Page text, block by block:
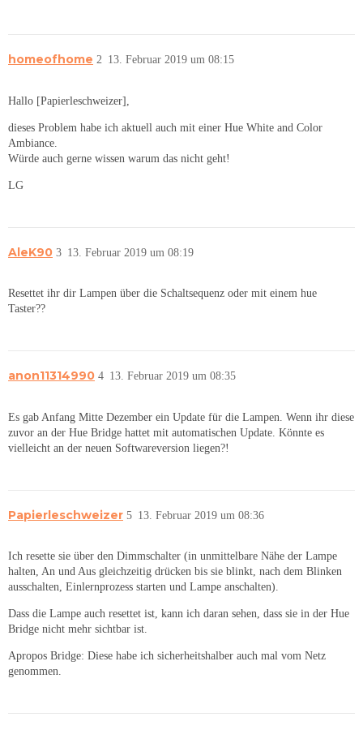
homeofhome 13. Februar 2019 um 08:15
2
Hallo [Papierleschweizer],
dieses Problem habe ich aktuell auch mit einer Hue White and Color
Ambiance.
Würde auch gerne wissen warum das nicht geht!
LG
AleK90 13. Februar 2019 um 08:19
3
Resettet ihr dir Lampen über die Schaltsequenz oder mit einem hue
Taster??
anon11314990 13. Februar 2019 um 08:35
4
Es gab Anfang Mitte Dezember ein Update für die Lampen. Wenn ihr diese
zuvor an der Hue Bridge hattet mit automatischen Update. Könnte es
vielleicht an der neuen Softwareversion liegen?!
Papierleschweizer 13. Februar 2019 um 08:36
5
Ich resette sie über den Dimmschalter (in unmittelbare Nähe der Lampe
halten, An und Aus gleichzeitig drücken bis sie blinkt, nach dem Blinken
ausschalten, Einlernprozess starten und Lampe anschalten).
Dass die Lampe auch resettet ist, kann ich daran sehen, dass sie in der Hue
Bridge nicht mehr sichtbar ist.
Apropos Bridge: Diese habe ich sicherheitshalber auch mal vom Netz
genommen.